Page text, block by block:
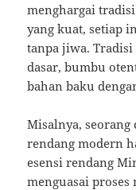
menghargai
yang kuat, setiap
tanpa jiwa.
dasar, bumbu
bahan baku
Misalnya,
rendang modern
esensi rendang
menguasai